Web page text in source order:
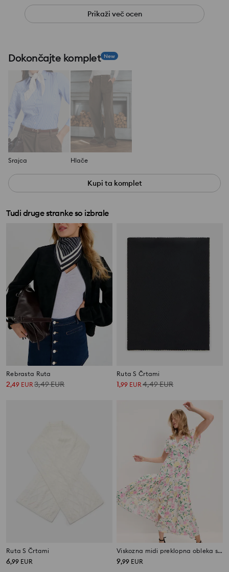
Prikaži več ocen
Dokončajte komplet New
Srajca Hlače
Kupi ta komplet
Tudi druge stranke so izbrale
Rebrasta Ruta
2,49 EUR3,49EUR
Ruta S Črtami
1,99 EUR4,49EUR
Ruta S Črtami
6,99 EUR
Viskozna midi preklopna obleka s cvetličnim vzorcem
9,99 EUR